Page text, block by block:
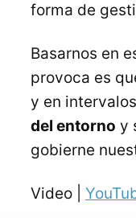
forma de
Basarnos en
provoca es
y en
del entorno y
gobierne
Video |